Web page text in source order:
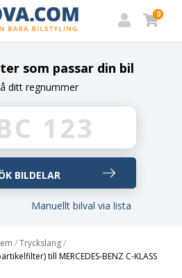
0
som passar din bil
ditt regnummer
Manuellt bilval via lista
/Tryckslang/
till MERCEDES-BENZ C-KLASS